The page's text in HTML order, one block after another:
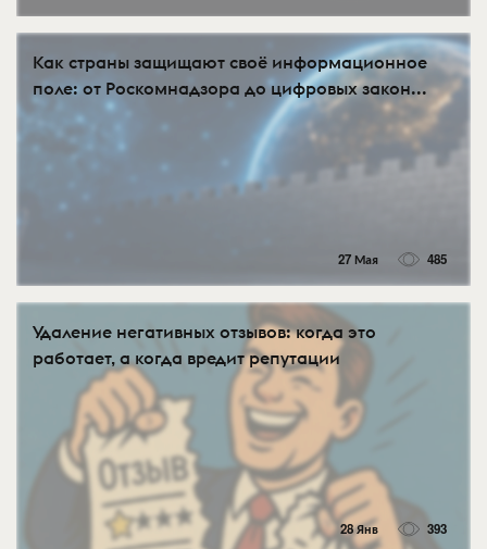
Как страны защищают своё информационное
поле: от Роскомнадзора до цифровых закон...
27 Мая 485
Удаление негативных отзывов: когда это
работает, а когда вредит репутации
28 Янв 393